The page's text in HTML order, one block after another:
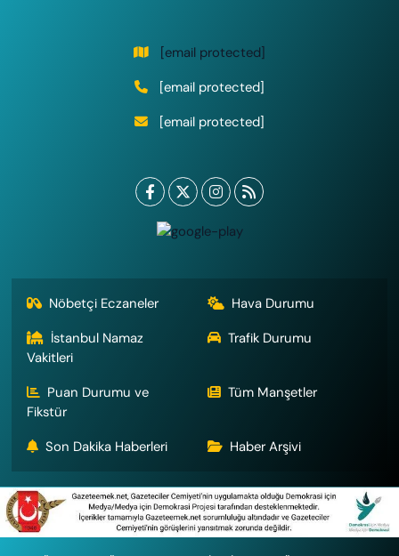
[email protected]
[email protected]
[email protected]
Nöbetçi Eczaneler
Hava Durumu
İstanbul Namaz
Vakitleri
Trafik Durumu
Puan Durumu ve
Fikstür
Tüm Manşetler
Son Dakika Haberleri Haber Arşivi